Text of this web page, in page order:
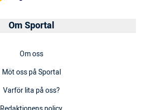
Om Sportal
Om oss
Möt oss på Sportal
Varför lita på oss?